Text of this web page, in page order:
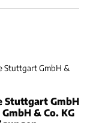
Stuttgart GmbH &
Stuttgart GmbH
& Co. KG